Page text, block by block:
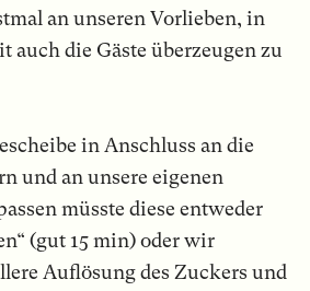
an unseren Vorlieben, in
auch die Gäste überzeugen zu
in Anschluss an die
und an unsere eigenen
müsste diese entweder
(gut 15 min) oder wir
Auflösung des Zuckers und